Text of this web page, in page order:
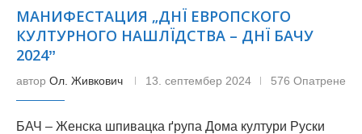
МАНИФЕСТАЦИЯ „ДНЇ ЕВРОПСКОГО
КУЛТУРНОГО НАШЛЇДСТВА – ДНЇ БАЧУ
2024ˮ
автор Ол. Живкович 13. септембер 2024 576 Опатрене
БАЧ – Женска шпивацка ґрупа Дома култури Руски